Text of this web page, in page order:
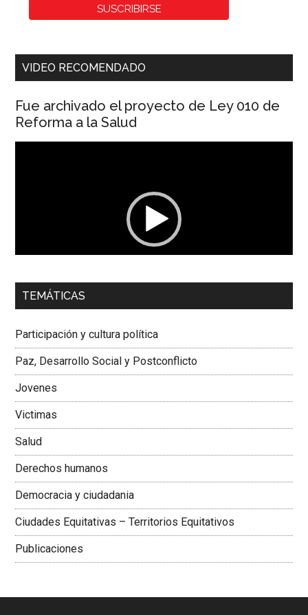
VIDEO RECOMENDADO
Fue archivado el proyecto de Ley 010 de
Reforma a la Salud
00:00 01:04
Dra. Carolina Corcho Mejía,Presidenta Corporación
Colombiana
TEMÁTICAS
Participación y cultura política
Paz, Desarrollo Social y Postconflicto
Jovenes
Victimas
Salud
Derechos humanos
Democracia y ciudadania
Ciudades Equitativas – Territorios Equitativos
Publicaciones